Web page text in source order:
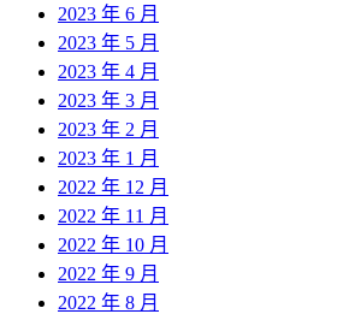
2023 年 6 月
2023 年 5 月
2023 年 4 月
2023 年 3 月
2023 年 2 月
2023 年 1 月
2022 年 12 月
2022 年 11 月
2022 年 10 月
2022 年 9 月
2022 年 8 月